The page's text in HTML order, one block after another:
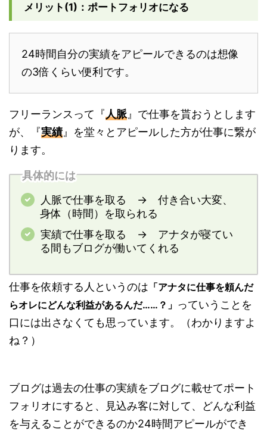
メリット(1)：ポートフォリオになる
24時間自分の実績をアピールできるのは想像
の3倍くらい便利です。
フリーランスって『人脈 』で仕事を貰おうとします
が、『実績』を堂々とアピールした方が仕事に繋が
ります。
具体的には
人脈で仕事を取る → 付き合い大変、
身体（時間）を取られる
実績で仕事を取る → アナタが寝てい
る間もブログが働いてくれる
仕事を依頼する人というのは 「アナタに仕事を頼んだ
らオレにどんな利益があるんだ……？」 っていうことを
口には出さなくても思っています。（わかりますよ
ね？）
ブログは過去の仕事の実績をブログに載せてポート
フォリオにすると、見込み客に対して、どんな利益
を与えることができるのか24時間アピールができ